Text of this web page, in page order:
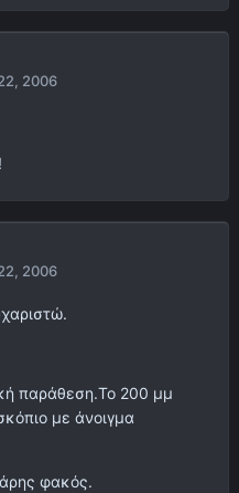
2006
2006
παράθεση.Το 200 μμ
με άνοιγμα
φακός.